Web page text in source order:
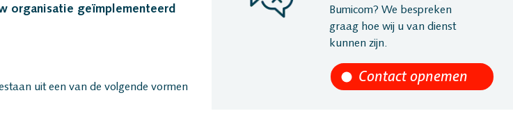
Bumicom certificeringen
Privacy en data security
organisatie geïmplementeerd
uit een van de volgende vormen
Bumicom? We bespreken
graag hoe wij u van dienst
kunnen zijn.